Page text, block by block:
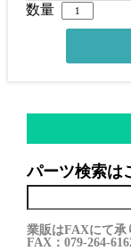
パーツ検索は
業販はFAXにて承
FAX：079-264-
数量